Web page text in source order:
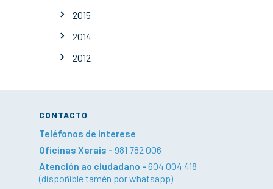
2015
2014
2012
CONTACTO
Teléfonos de interese
Oficinas Xerais - 981 782 006
Atención ao ciudadano - 604 004 418
(dispoñible tamén por whatsapp)